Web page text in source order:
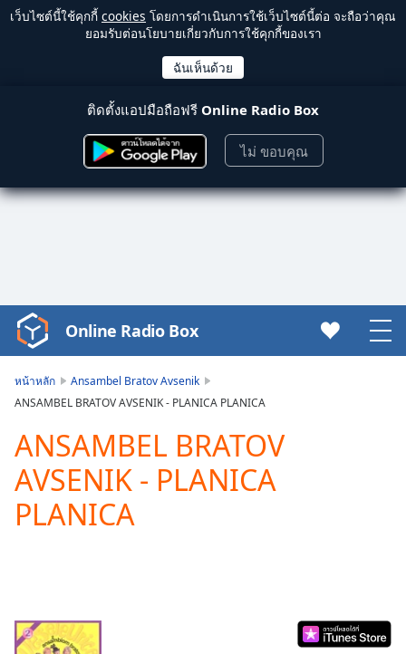
เว็บไซต์นี้ใช้คุกกี้ cookies โดยการดำเนินการใช้เว็บไซต์นี้ต่อ จะถือว่าคุณ
ยอมรับต่อนโยบายเกี่ยวกับการใช้คุกกี้ของเรา
ติดตั้งแอปมือถือฟรี Online Radio Box
ไม่ ขอบคุณ
Video
Player
loading.
Video
Play
Skip
Backward
Skip
Forward
Duration-:-
Loaded:
Online Radio Box
หน้าหลัก
Ansambel Bratov Avsenik
ANSAMBEL BRATOV AVSENIK - PLANICA PLANICA
ANSAMBEL BRATOV
AVSENIK - PLANICA
PLANICA